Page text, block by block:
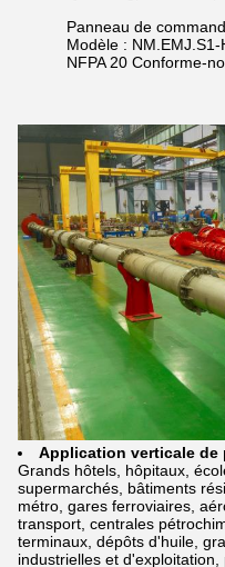
Panneau de commande
Modèle : NM.EMJ.S1-
NFPA 20 Conforme-
Application verticale de
Grands hôtels, hôpitaux,
supermarchés, bâtiments
métro, gares ferroviaires,
transport, centrales
terminaux, dépôts d'huile,
industrielles et